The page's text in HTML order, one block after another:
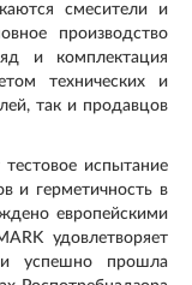
смесители и
производство
и комплектация
технических и
так и продавцов
испытание
и герметичность в
европейскими
удовлетворяет
и успешно прошла